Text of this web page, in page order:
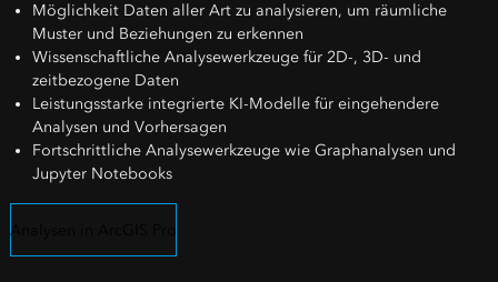
Möglichkeit Daten aller Art zu analysieren, um räumliche
Muster und Beziehungen zu erkennen
Wissenschaftliche Analysewerkzeuge für 2D-, 3D- und
zeitbezogene Daten
Leistungsstarke integrierte KI-Modelle für eingehendere
Analysen und Vorhersagen
Fortschrittliche Analysewerkzeuge wie Graphanalysen und
Jupyter Notebooks
Analysen in ArcGIS Pro